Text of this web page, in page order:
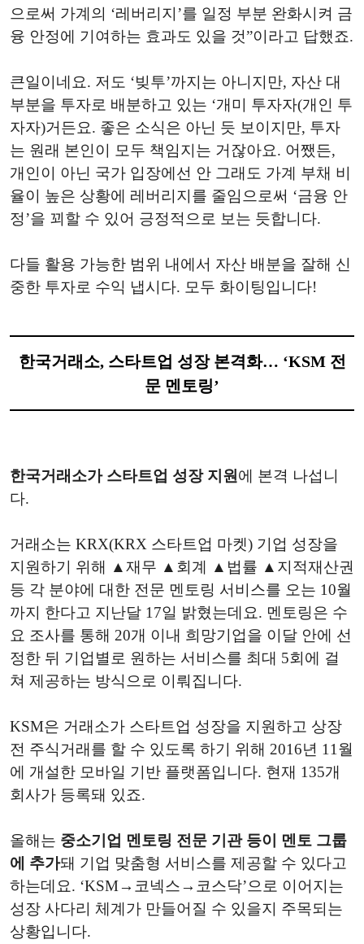
으로써 가계의 ‘레버리지’를 일정 부분 완화시켜 금
융 안정에 기여하는 효과도 있을 것”이라고 답했죠.
큰일이네요. 저도 ‘빚투’까지는 아니지만, 자산 대
부분을 투자로 배분하고 있는 ‘개미 투자자(개인 투
자자)거든요. 좋은 소식은 아닌 듯 보이지만, 투자
는 원래 본인이 모두 책임지는 거잖아요. 어쨌든,
개인이 아닌 국가 입장에선 안 그래도 가계 부채 비
율이 높은 상황에 레버리지를 줄임으로써 ‘금융 안
정’을 꾀할 수 있어 긍정적으로 보는 듯합니다.
다들 활용 가능한 범위 내에서 자산 배분을 잘해 신
중한 투자로 수익 냅시다. 모두 화이팅입니다!
한국거래소, 스타트업 성장 본격화… ‘KSM 전
문 멘토링’
한국거래소가 스타트업 성장 지원 에 본격 나섭니
다.
거래소는 KRX(KRX 스타트업 마켓) 기업 성장을
지원하기 위해 ▲재무 ▲회계 ▲법률 ▲지적재산권
등 각 분야에 대한 전문 멘토링 서비스를 오는 10월
까지 한다고 지난달 17일 밝혔는데요. 멘토링은 수
요 조사를 통해 20개 이내 희망기업을 이달 안에 선
정한 뒤 기업별로 원하는 서비스를 최대 5회에 걸
쳐 제공하는 방식으로 이뤄집니다.
KSM은 거래소가 스타트업 성장을 지원하고 상장
전 주식거래를 할 수 있도록 하기 위해 2016년 11월
에 개설한 모바일 기반 플랫폼입니다. 현재 135개
회사가 등록돼 있죠.
올해는 중소기업 멘토링 전문 기관 등이 멘토 그룹
에 추가돼 기업 맞춤형 서비스를 제공할 수 있다고
하는데요. ‘KSM→코넥스→코스닥’으로 이어지는
성장 사다리 체계가 만들어질 수 있을지 주목되는
상황입니다.